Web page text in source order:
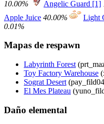
10.00% Angelic Guard [1]
Apple Juice 40.00% Light
0.01%
Mapas de respawn
Labyrinth Forest
Toy Factory Warehouse
Sograt Desert
El Mes Plateau
Daño elemental